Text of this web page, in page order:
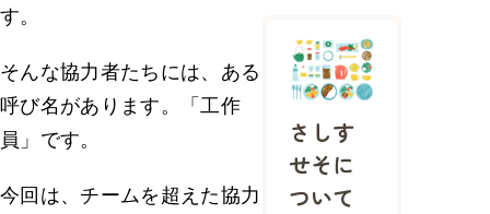
す。
そんな協力者たちには、ある
呼び名があります。「工作
員」です。
今回は、チームを超えた協力
さしす
せそに
ついて